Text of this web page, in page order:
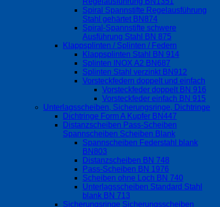
Spiral Spannstifte Regelausführung
Stahl gehärtet BN874
Spiral-Spannstifte schwere
Ausführung Stahl BN 875
Klappsplinten / Splinten / Federn
Klappsplinten Stahl BN 914
Splinten INOX A2 BN687
Splinten Stahl verzinkt BN912
Vorsteckfedern doppelt und einfach
Vorsteckfeder doppelt BN 916
Vorsteckfeder einfach BN 915
Unterlagsscheiben, Sicherungsringe, Dichtringe
Dichtringe Form A Kupfer BN447
Distanzscheiben Pass-Scheiben
Spannscheiben Scheiben Blank
Spannscheiben Federstahl blank
BN803
Distanzscheiben BN 748
Pass-Scheiben BN 1976
Scheiben ohne Loch BN 740
Unterlagsscheiben Standard Stahl
blank BN 713
Sicherungsringe Sicherungsscheiben